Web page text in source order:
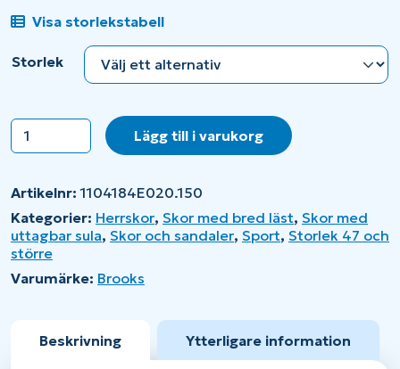
Visa storlekstabell
Storlek
Brooks
Ghost
mängd
Lägg till i varukorg
Artikelnr:1104184E020.150
Kategorier: Herrskor, Skor med bred läst, Skor med
uttagbar sula, Skor och sandaler, Sport, Storlek 47 och
större
Varumärke: Brooks
Beskrivning Ytterligare information